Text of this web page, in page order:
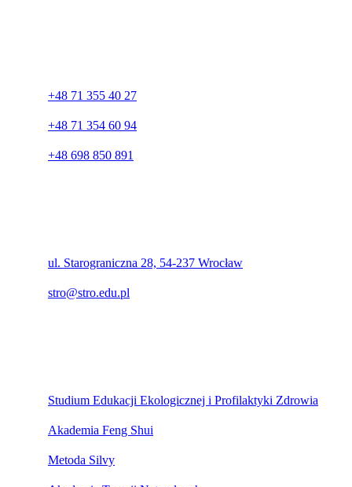
+48 71 355 40 27
+48 71 354 60 94
+48 698 850 891
ul. Starograniczna 28, 54-237 Wrocław
stro@stro.edu.pl
Studium Edukacji Ekologicznej i Profilaktyki Zdrowia
Akademia Feng Shui
Metoda Silvy